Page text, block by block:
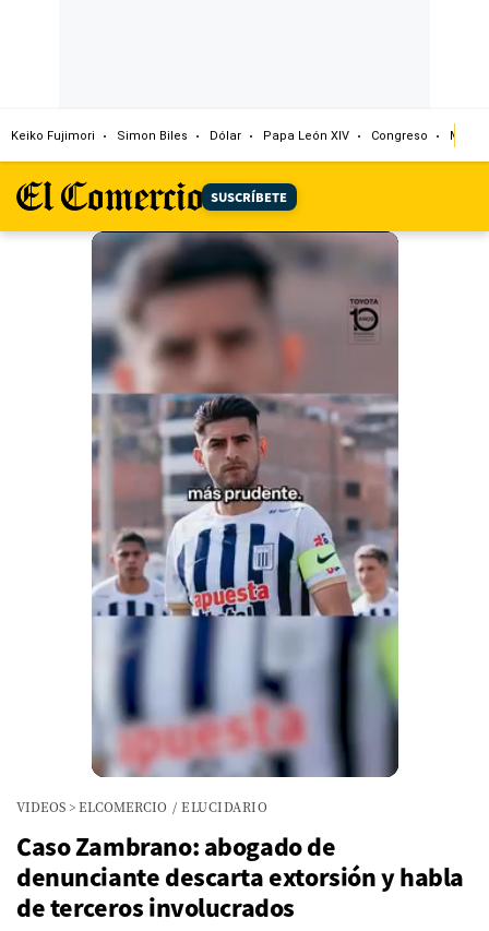
Keiko Fujimori Simon Biles Dólar Papa León XIV Congreso
SUSCRÍBETE
VIDEOS >ELCOMERCIO / ELUCIDARIO
Caso Zambrano: abogado de
denunciante descarta extorsión y habla
de terceros involucrados